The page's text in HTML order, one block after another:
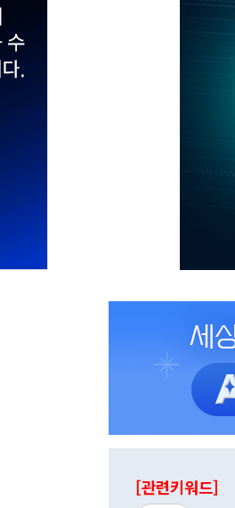
[관련키워드]